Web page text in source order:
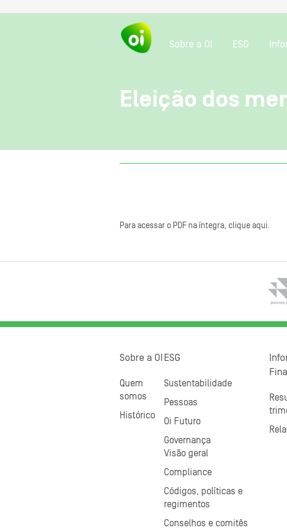
Sobre a OI ESG
Eleição dos
Para acessar o PDF na íntegra, clique aqui.
Sobre a OI
Quem
somos
Histórico
ESG
Sustentabilidade
Pessoas
Oi Futuro
Governança
Visão geral
Compliance
Códigos, políticas e
regimentos
Conselhos e comitês